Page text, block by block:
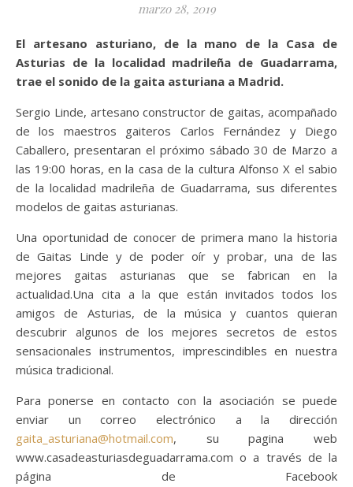
marzo 28, 2019
El artesano asturiano, de la mano de la Casa de
Asturias de la localidad madrileña de Guadarrama,
trae el sonido de la gaita asturiana a Madrid.
Sergio Linde, artesano constructor de gaitas, acompañado
de los maestros gaiteros Carlos Fernández y Diego
Caballero, presentaran el próximo sábado 30 de Marzo a
las 19:00 horas, en la casa de la cultura Alfonso X el sabio
de la localidad madrileña de Guadarrama, sus diferentes
modelos de gaitas asturianas.
Una oportunidad de conocer de primera mano la historia
de Gaitas Linde y de poder oír y probar, una de las
mejores gaitas asturianas que se fabrican en la
actualidad.Una cita a la que están invitados todos los
amigos de Asturias, de la música y cuantos quieran
descubrir algunos de los mejores secretos de estos
sensacionales instrumentos, imprescindibles en nuestra
música tradicional.
Para ponerse en contacto con la asociación se puede
enviar un correo electrónico a la dirección
gaita_asturiana@hotmail.com, su pagina web
www.casadeasturiasdeguadarrama.com o a través de la
página de Facebook